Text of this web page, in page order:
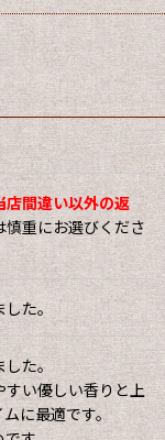
店間違い以外の返
重にお選びくださ
した。
した。
い優しい香りと上
に最適です。